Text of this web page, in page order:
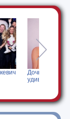
Дочь Мадонны
удивила своим ...